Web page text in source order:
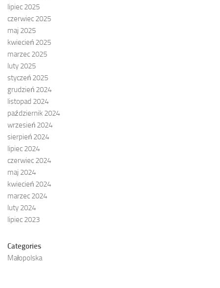
lipiec 2025
czerwiec 2025
maj 2025
kwiecień 2025
marzec 2025
luty 2025
styczeń 2025
grudzień 2024
listopad 2024
październik 2024
wrzesień 2024
sierpień 2024
lipiec 2024
czerwiec 2024
maj 2024
kwiecień 2024
marzec 2024
luty 2024
lipiec 2023
Categories
Małopolska